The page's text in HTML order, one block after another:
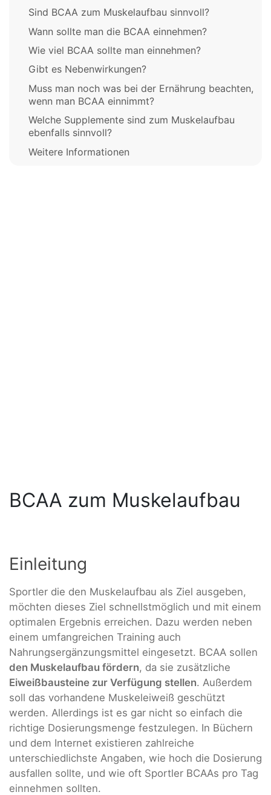
Sind BCAA zum Muskelaufbau sinnvoll?
Wann sollte man die BCAA einnehmen?
Wie viel BCAA sollte man einnehmen?
Gibt es Nebenwirkungen?
Muss man noch was bei der Ernährung beachten,
wenn man BCAA einnimmt?
Welche Supplemente sind zum Muskelaufbau
ebenfalls sinnvoll?
Weitere Informationen
BCAA zum Muskelaufbau
Einleitung
Sportler die den Muskelaufbau als Ziel ausgeben,
möchten dieses Ziel schnellstmöglich und mit einem
optimalen Ergebnis erreichen. Dazu werden neben
einem umfangreichen Training auch
Nahrungsergänzungsmittel eingesetzt. BCAA sollen
den Muskelaufbau fördern, da sie zusätzliche
Eiweißbausteine zur Verfügung stellen. Außerdem
soll das vorhandene Muskeleiweiß geschützt
werden. Allerdings ist es gar nicht so einfach die
richtige Dosierungsmenge festzulegen. In Büchern
und dem Internet existieren zahlreiche
unterschiedlichste Angaben, wie hoch die Dosierung
ausfallen sollte, und wie oft Sportler BCAAs pro Tag
einnehmen sollten.